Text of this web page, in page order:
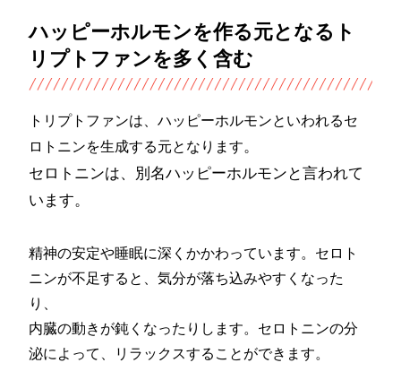
ハッピーホルモンを作る元となるト
リプトファンを多く含む
トリプトファンは、ハッピーホルモンといわれるセ
ロトニンを生成する元となります。
セロトニンは、別名ハッピーホルモンと言われて
います。
精神の安定や睡眠に深くかかわっています。セロト
ニンが不足すると、気分が落ち込みやすくなった
り、
内臓の動きが鈍くなったりします。セロトニンの分
泌によって、リラックスすることができます。